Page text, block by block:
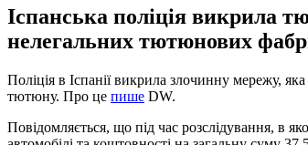
Іспанська поліція викрила
нелегальних тютюнових
Поліція в Іспанії викрила злочинну мережу,
тютюну. Про це пише DW.
Повідомляється, що під час розслідування, в